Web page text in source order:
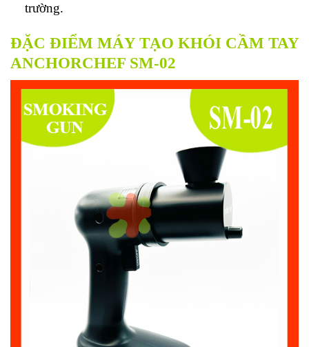
trường.
ĐẶC ĐIỂM MÁY TẠO KHÓI CẦM TAY
ANCHORCHEF SM-02